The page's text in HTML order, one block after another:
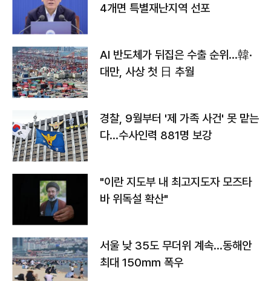
4개면 특별재난지역 선포
AI 반도체가 뒤집은 수출 순위…韓·
대만, 사상 첫 日 추월
경찰, 9월부터 '제 가족 사건' 못 맡는
다…수사인력 881명 보강
"이란 지도부 내 최고지도자 모즈타
바 위독설 확산"
서울 낮 35도 무더위 계속…동해안
최대 150㎜ 폭우